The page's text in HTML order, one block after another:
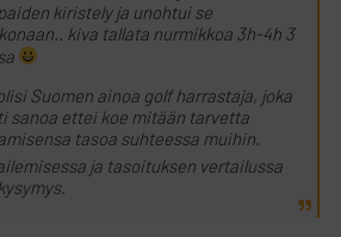
kiristely ja unohtui se
kiva tallata nurmikkoa 3h-4h 3
Suomen ainoa golf harrastaja, joka
sanoa ettei koe mitään tarvetta
tasoa suhteessa muihin.
ja tasoituksen vertailussa